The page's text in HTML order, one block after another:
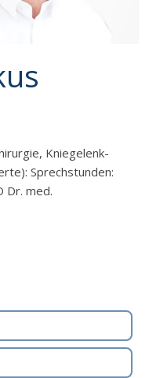
Kniegelenk-
Sprechstunden:
Dr. med.